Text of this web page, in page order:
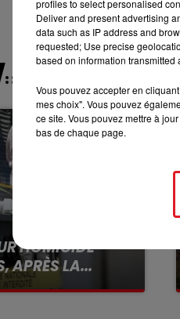
HOMICIDE
APRÈS LA...
le logement
profiles to select personalised
Deliver and present advertising
data such as IP address and
requested; Use precise
based on information transmitted
Vous pouvez accepter en
mes choix". Vous pouvez
ce site. Vous pouvez mettre à
bas de chaque page.